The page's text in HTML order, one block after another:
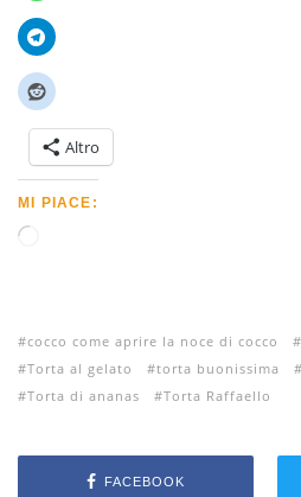
Altro
MI PIACE:
c
a
m
n
cocco come aprire la noce di cocco
Torta al gelato
torta buonissima
Torta di ananas
Torta Raffaello
FACEBOOK